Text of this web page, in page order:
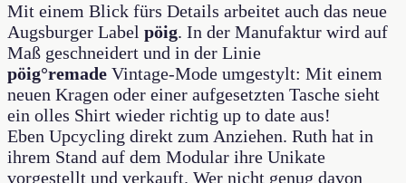
Mit einem Blick fürs Details arbeitet auch das neue
Augsburger Label pöig. In der Manufaktur wird auf
Maß geschneidert und in der Linie
pöig°remade Vintage-Mode umgestylt: Mit einem
neuen Kragen oder einer aufgesetzten Tasche sieht
ein olles Shirt wieder richtig up to date aus!
Eben Upcycling direkt zum Anziehen. Ruth hat in
ihrem Stand auf dem Modular ihre Unikate
vorgestellt und verkauft. Wer nicht genug davon